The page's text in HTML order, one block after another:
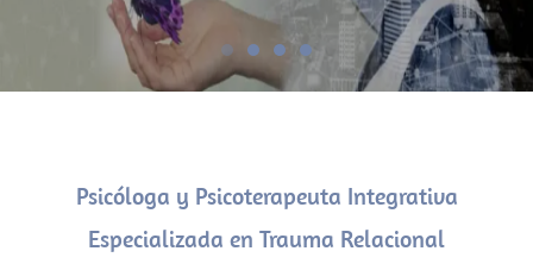
Psicóloga y Psicoterapeuta Integrativa
Especializada en Trauma Relacional